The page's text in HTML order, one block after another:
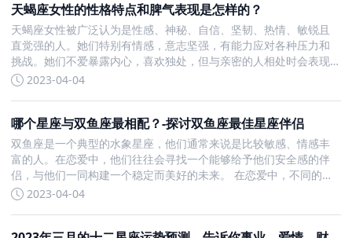
天蝎座女性的性格特点和脾气表现是怎样的？
天蝎座女性被广泛认为是性感、神秘、自信、坚韧、热情、敏锐且
直觉强的人。她们特别有情感，意志坚强，有能力应对各种压力和
挑战。她们不爱暴露内心，喜欢独处，但与亲密的人相处时会表现
得非常深情、专注和忠诚。她们有着很强的洞察力和判断力，能够
2023-04-04
哪个星座与双鱼座最相配？-探讨双鱼座最佳星座伴侣
双鱼座是一个典型的水象星座，他们通常来说是比较敏感、情感丰
富的人。在恋爱中，他们往往会寻找一个能够给予他们安全感的伴
侣，与他们一同构建一个稳定而美好的未来。 在恋爱中，不同的星
座之间的契合度其实是非常重要的，因为它们的性格和个性之间的
2023-04-04